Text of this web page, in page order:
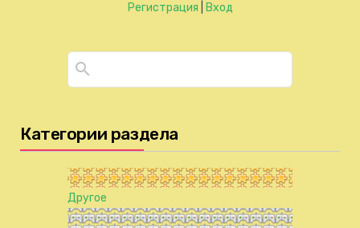
Регистрация
Вход
Категории раздела
Другое